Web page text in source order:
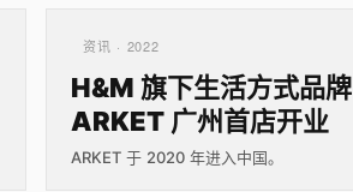
资讯 · 2022
H&M 旗下生活方式品牌
ARKET 广州首店开业
ARKET 于 2020 年进入中国。